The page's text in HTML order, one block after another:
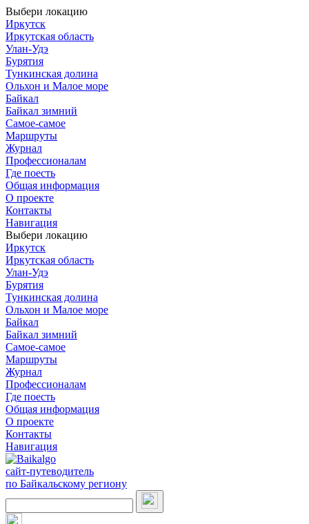
Выбери локацию
Иркутск
Иркутская область
Улан-Удэ
Бурятия
Тункинская долина
Ольхон и Малое море
Байкал
Байкал зимний
Самое-самое
Маршруты
Журнал
Профессионалам
Где поесть
Общая информация
О проекте
Контакты
Навигация
Выбери локацию
Иркутск
Иркутская область
Улан-Удэ
Бурятия
Тункинская долина
Ольхон и Малое море
Байкал
Байкал зимний
Самое-самое
Маршруты
Журнал
Профессионалам
Где поесть
Общая информация
О проекте
Контакты
Навигация
сайт-путеводитель
по Байкальскому региону